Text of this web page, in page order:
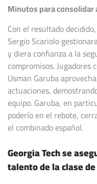
Minutos para consolidar
Con el resultado
Sergio Scariolo
y diera confianza a la
compromisos. Jugadores
Usman Garuba
actuaciones,
equipo. Garuba, en
poderío en el rebote,
el combinado español.
Georgia Tech se
talento de la clase